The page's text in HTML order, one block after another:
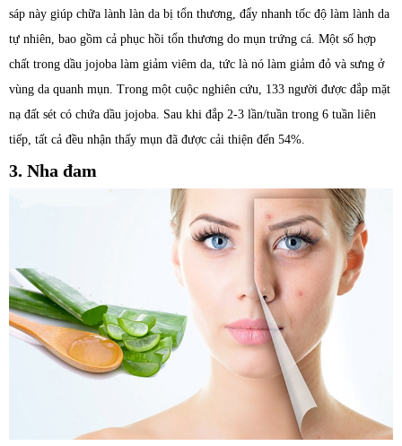
sáp này giúp chữa lành làn da bị tổn thương, đẩy nhanh tốc độ làm lành da
tự nhiên, bao gồm cả phục hồi tổn thương do mụn trứng cá. Một số hợp
chất trong dầu jojoba làm giảm viêm da, tức là nó làm giảm đỏ và sưng ở
vùng da quanh mụn. Trong một cuộc nghiên cứu, 133 người được đắp mặt
nạ đất sét có chứa dầu jojoba. Sau khi đắp 2-3 lần/tuần trong 6 tuần liên
tiếp, tất cả đều nhận thấy mụn đã được cải thiện đến 54%.
3. Nha đam